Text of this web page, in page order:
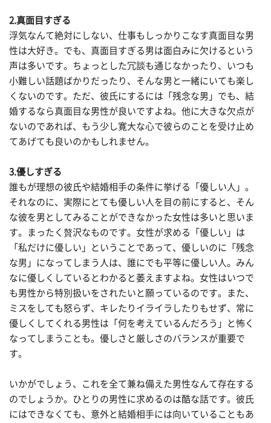
2.真面目すぎる
浮気なんて絶対にしない、仕事もしっかりこなす真面目な男
性は大好き。でも、真面目すぎる男は面白みに欠けるという
声は多いです。ちょっとした冗談も通じなかったり、いつも
小難しい話題ばかりだったり、そんな男と一緒にいても楽し
くないのです。ただ、彼氏にするには「残念な男」でも、結
婚するなら真面目な男性が良いですよね。他に大きな欠点が
ないのであれば、もう少し寛大な心で彼らのことを受け止め
てあげても良いのかもしれません。
3.優しすぎる
誰もが理想の彼氏や結婚相手の条件に挙げる「優しい人」。
それなのに、実際にとても優しい人を目の前にすると、そん
な彼を男としてみることができなかった女性は多いと思いま
す。まったく贅沢なものです。女性が求める「優しい」は
「私だけに優しい」ということであって、優しいのに「残念
な男」になってしまう人は、誰にでも平等に優しい人。みん
なに優しくしているとわかると萎えますよね。女性はいつで
も男性から特別扱いをされたいと願っているのです。また、
ミスをしても怒らず、キレたりイライラしたりもせず、常に
優しくしてくれる男性は「何を考えているんだろう」と怖く
なってしまうことも。優しさと厳しさのバランスが重要で
す。
いかがでしょう、これを全て兼ね備えた男性なんて存在する
のでしょうか。ひとりの男性に求めるのは酷な話です。彼氏
にはできなくても、意外と結婚相手には向いていることもあ